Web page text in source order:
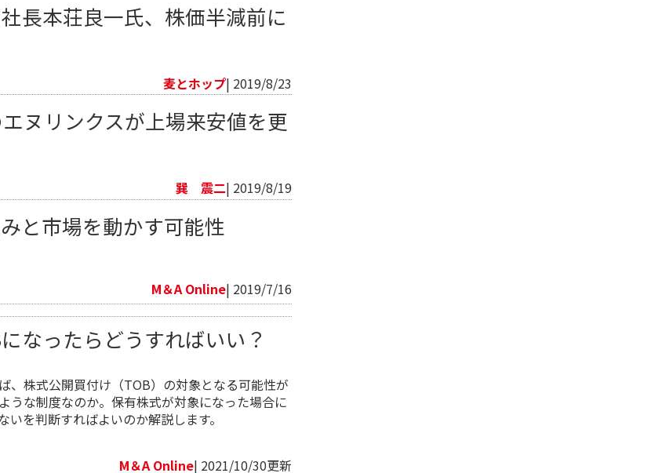
長本荘良一氏、株価半減前に
麦とホップ| 2019/8/23
ヌリンクスが上場来安値を更
巽 震二| 2019/8/19
と市場を動かす可能性
M＆A Online| 2019/7/16
なったらどうすればいい？
、株式公開買付け（TOB）の対象となる可能性が
うな制度なのか。保有株式が対象になった場合に
いを判断すればよいのか解説します。
M＆A Online| 2021/10/30更新